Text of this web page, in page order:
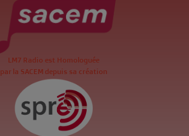
LM7 Radio est Homologuée
par la SACEM depuis sa création